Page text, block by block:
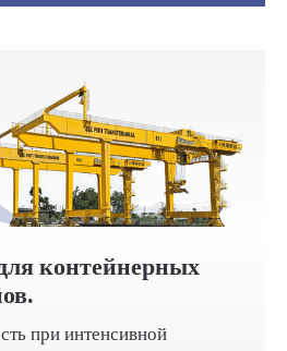
контейнерных
при интенсивной